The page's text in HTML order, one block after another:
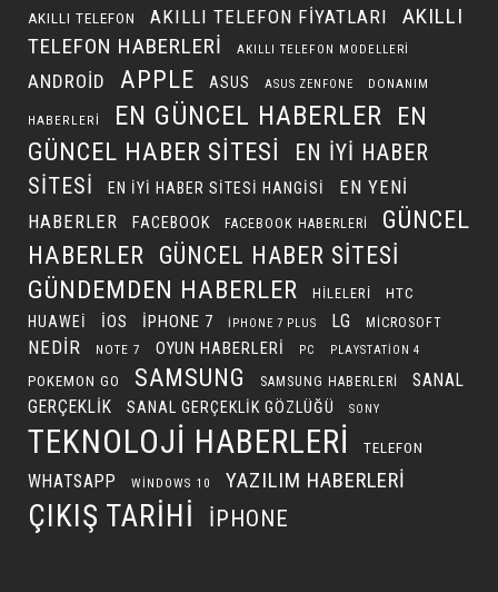
AKILLI TELEFON AKILLI TELEFON FIYATLARI
AKILLI
TELEFON HABERLERI
AKILLI TELEFON MODELLERI
ANDROID APPLE ASUS ASUS ZENFONE DONANIM
HABERLERI EN GÜNCEL HABERLER EN
GÜNCEL HABER SITESI
EN IYI HABER
SITESI
EN IYI HABER SITESI HANGISI
EN YENI
HABERLER
FACEBOOK FACEBOOK HABERLERI
GÜNCEL
HABERLER
GÜNCEL HABER SITESI
GÜNDEMDEN HABERLER HILELERI HTC
HUAWEI IOS IPHONE 7 IPHONE 7 PLUS LG MICROSOFT
NEDIR NOTE 7 OYUN HABERLERI PC PLAYSTATION 4
POKEMON GO SAMSUNG SAMSUNG HABERLERI
SANAL
GERÇEKLIK
SANAL GERÇEKLIK GÖZLÜĞÜ SONY
TEKNOLOJI HABERLERI TELEFON
WHATSAPP WINDOWS 10 YAZILIM HABERLERI
ÇIKIŞ TARIHI İPHONE